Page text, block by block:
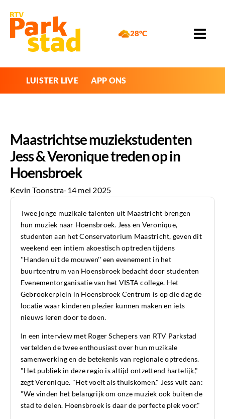
28°C
LUISTER LIVE APP ONS
Maastrichtse muziekstudenten
Jess & Veronique treden op in
Hoensbroek
Kevin Toonstra-14 mei 2025
Twee jonge muzikale talenten uit Maastricht brengen
hun muziek naar Hoensbroek. Jess en Veronique,
studenten aan het Conservatorium Maastricht, geven dit
weekend een intiem akoestisch optreden tijdens
''Handen uit de mouwen'' een evenement in het
buurtcentrum van Hoensbroek bedacht door studenten
Evenementorganisatie van het VISTA college. Het
Gebrookerplein in Hoensbroek Centrum is op die dag de
locatie waar kinderen plezier kunnen maken en iets
nieuws leren door te doen.
In een interview met Roger Schepers van RTV Parkstad
vertelden de twee enthousiast over hun muzikale
samenwerking en de betekenis van regionale optredens.
"Het publiek in deze regio is altijd ontzettend hartelijk,"
zegt Veronique. "Het voelt als thuiskomen." Jess vult aan:
"We vinden het belangrijk om onze muziek ook buiten de
stad te delen. Hoensbroek is daar de perfecte plek voor."